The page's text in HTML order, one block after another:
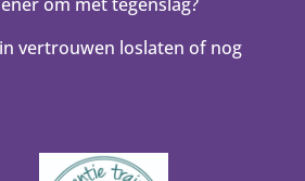
vertrouwen loslaten of nog